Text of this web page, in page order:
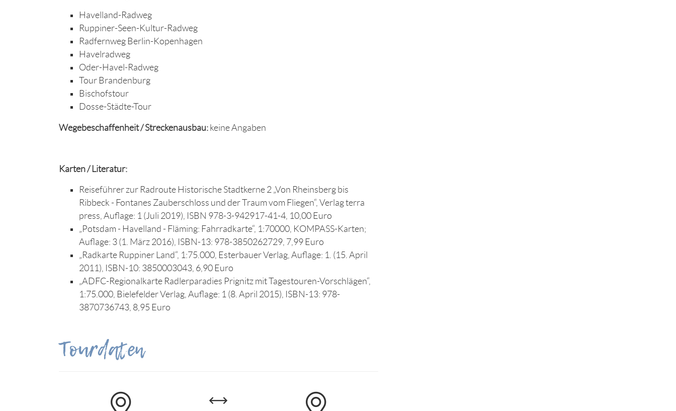
Havelland-Radweg
Ruppiner-Seen-Kultur-Radweg
Radfernweg Berlin-Kopenhagen
Havelradweg
Oder-Havel-Radweg
Tour Brandenburg
Bischofstour
Dosse-Städte-Tour
Wegebeschaffenheit / Streckenausbau: keine Angaben
Karten / Literatur:
Reiseführer zur Radroute Historische Stadtkerne 2 „Von Rheinsberg bis
Ribbeck - Fontanes Zauberschloss und der Traum vom Fliegen“, Verlag terra
press, Auflage: 1 (Juli 2019), ISBN 978-3-942917-41-4, 10,00 Euro
„Potsdam - Havelland - Fläming: Fahrradkarte“, 1:70000, KOMPASS-Karten;
Auflage: 3 (1. März 2016), ISBN-13: 978-3850262729, 7,99 Euro
„Radkarte Ruppiner Land“, 1:75.000, Esterbauer Verlag, Auflage: 1. (15. April
2011), ISBN-10: 3850003043, 6,90 Euro
„ADFC-Regionalkarte Radlerparadies Prignitz mit Tagestouren-Vorschlägen“,
1:75.000, Bielefelder Verlag, Auflage: 1 (8. April 2015), ISBN-13: 978-
3870736743, 8,95 Euro
Tourdaten